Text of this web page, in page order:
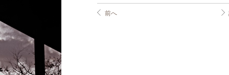
前へ